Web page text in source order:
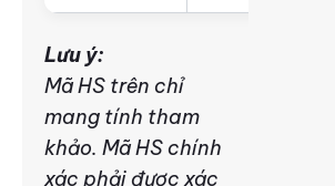
Lưu ý:
Mã HS trên chỉ
mang tính tham
khảo. Mã HS chính
xác phải được xác